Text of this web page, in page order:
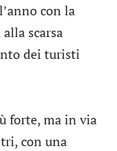
con la
scarsa
dei turisti
forte, ma in via
con una